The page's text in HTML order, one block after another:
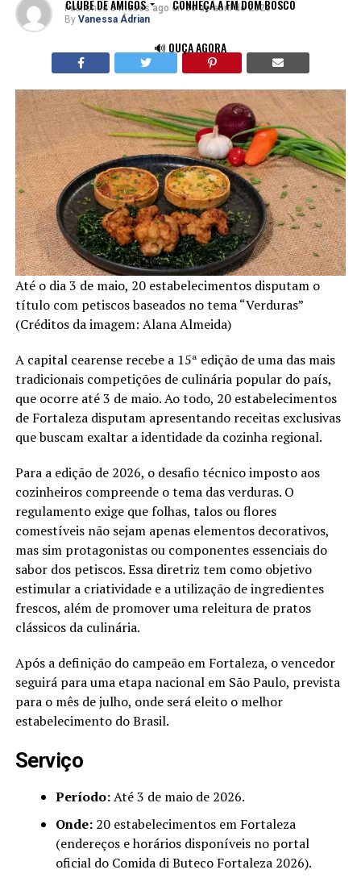
CLUBE DE AMIGOS CONHEÇA A FM DOM BOSCO
🔊 OUÇA AGORA
Published 3 meses ago on 30 de abril de 2026
By Vanessa Ádrian
Até o dia 3 de maio, 20 estabelecimentos disputam o
título com petiscos baseados no tema “Verduras”
(Créditos da imagem: Alana Almeida)
A capital cearense recebe a 15ª edição de uma das mais
tradicionais competições de culinária popular do país,
que ocorre até 3 de maio. Ao todo, 20 estabelecimentos
de Fortaleza disputam apresentando receitas exclusivas
que buscam exaltar a identidade da cozinha regional.
Para a edição de 2026, o desafio técnico imposto aos
cozinheiros compreende o tema das verduras. O
regulamento exige que folhas, talos ou flores
comestíveis não sejam apenas elementos decorativos,
mas sim protagonistas ou componentes essenciais do
sabor dos petiscos. Essa diretriz tem como objetivo
estimular a criatividade e a utilização de ingredientes
frescos, além de promover uma releitura de pratos
clássicos da culinária.
Após a definição do campeão em Fortaleza, o vencedor
seguirá para uma etapa nacional em São Paulo, prevista
para o mês de julho, onde será eleito o melhor
estabelecimento do Brasil.
Serviço
Período:Até 3 de maio de 2026.
Onde:20 estabelecimentos em Fortaleza
(endereços e horários disponíveis no portal
oficial do Comida di Buteco Fortaleza 2026).